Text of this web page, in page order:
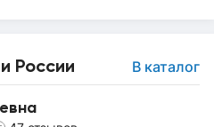
России В каталог